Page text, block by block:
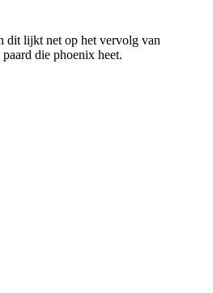
dit lijkt net op het vervolg van
die phoenix heet.